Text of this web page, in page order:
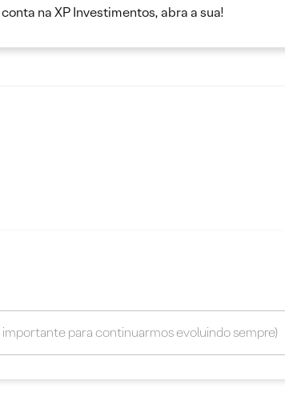
na XP Investimentos, abra a sua!